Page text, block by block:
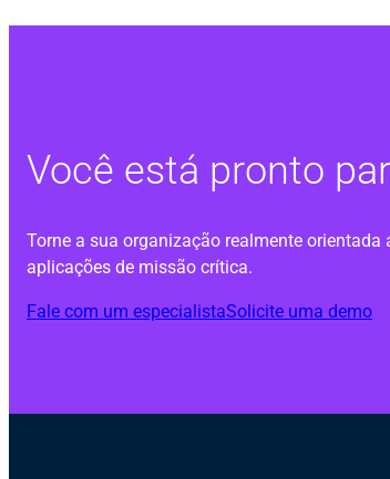
Você está pronto
Torne a sua organização realmente
aplicações de missão crítica.
Fale com um especialistaSolicite uma demo